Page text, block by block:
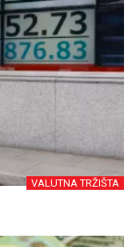
VALUTNA TRŽIŠTA